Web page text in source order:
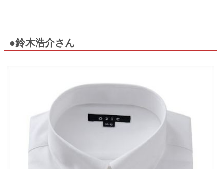
●鈴木浩介さん